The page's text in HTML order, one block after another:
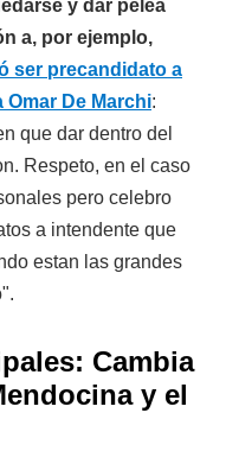
y dar pelea
a, por ejemplo,
ser precandidato a
De Marchi:
que dar dentro del
Respeto, en el caso
pero celebro
a intendente que
estan las grandes
Cambia
y el